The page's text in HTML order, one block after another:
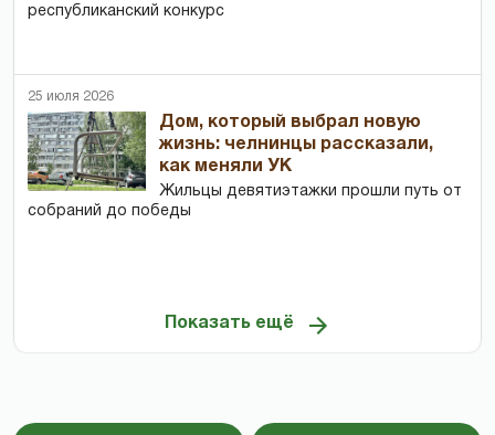
республиканский конкурс
25 июля 2026
Дом, который выбрал новую
жизнь: челнинцы рассказали,
как меняли УК
Жильцы девятиэтажки прошли путь от
собраний до победы
Показать ещё